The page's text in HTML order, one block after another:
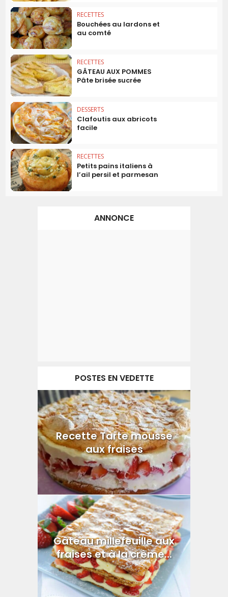
RECETTES
Bouchées au lardons et
au comté
RECETTES
GÂTEAU AUX POMMES
Pâte brisée sucrée
DESSERTS
Clafoutis aux abricots
facile
RECETTES
Petits pains italiens à
l’ail persil et parmesan
ANNONCE
POSTES EN VEDETTE
Recette Tarte mousse
aux fraises
Gâteau millefeuille aux
fraises et à la crème...